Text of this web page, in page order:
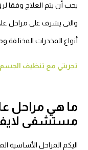
يجب أن يتم العلاج وفقا
والتى يشرف على مراحل
أنواع المخدرات المختلفة
تجربتي مع تنظيف
ما هي مراحل
مستشفى
اليكم المراحل الأساسية